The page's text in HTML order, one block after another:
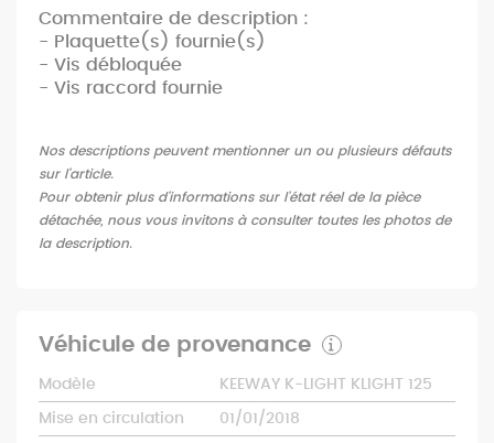
Commentaire de description :
- Plaquette(s) fournie(s)
- Vis débloquée
- Vis raccord fournie
Nos descriptions peuvent mentionner un ou plusieurs défauts
sur l'article.
Pour obtenir plus d'informations sur l'état réel de la pièce
détachée, nous vous invitons à consulter toutes les photos de
la description.
Véhicule de provenance
Modèle KEEWAY K-LIGHT KLIGHT 125
Mise en circulation 01/01/2018